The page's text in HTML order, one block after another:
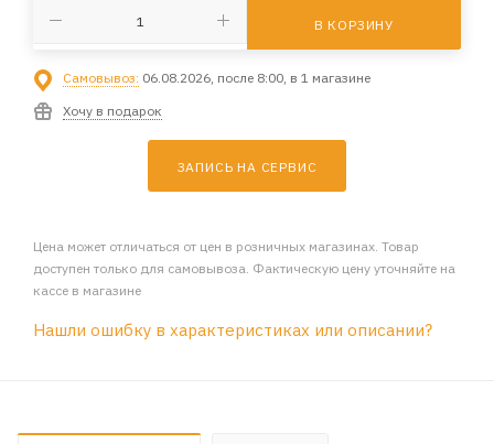
В КОРЗИНУ
Самовывоз: 06.08.2026, после 8:00, в 1 магазине
Хочу в подарок
ЗАПИСЬ НА СЕРВИС
Цена может отличаться от цен в розничных магазинах. Товар
доступен только для самовывоза. Фактическую цену уточняйте на
кассе в магазине
Нашли ошибку в характеристиках или описании?